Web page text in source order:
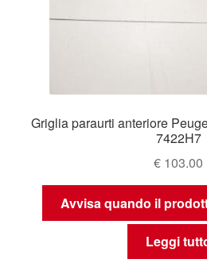
Griglia paraurti anteriore
7422H7
€ 103.00
Avvisa quando il
Leggi